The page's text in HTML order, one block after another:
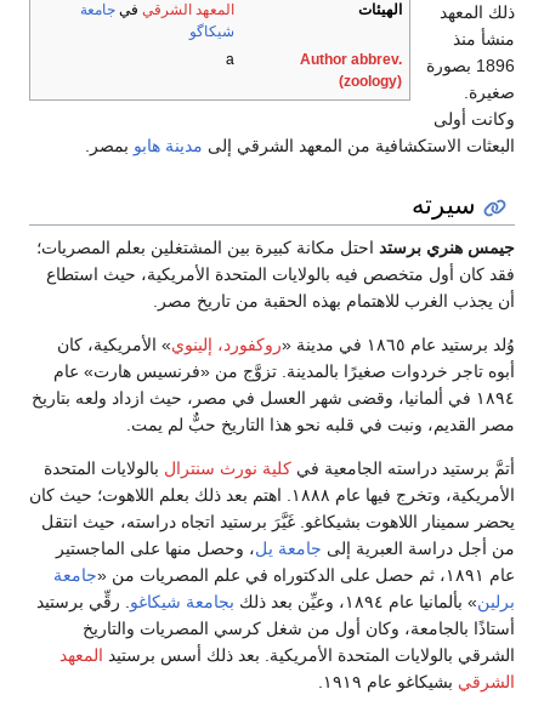
الهيئات
المعهد الشرقي في جامعة
شيكاگو
Author abbrev.
(zoology)
a
ذلك المعهد
منشأ منذ
1896 بصورة
صغيرة.
وكانت أولى
البعثات الاستكشافية من المعهد الشرقي إلى مدينة هابو بمصر.
سيرته
جيمس هنري برستد احتل مكانة كبيرة بين المشتغلين بعلم المصريات؛
فقد كان أول متخصص فيه بالولايات المتحدة الأمريكية، حيث استطاع
أن يجذب الغرب للاهتمام بهذه الحقبة من تاريخ مصر.
وُلد برستيد عام ١٨٦٥ في مدينة « روكفورد، إلينوي» الأمريكية، كان
أبوه تاجر خردوات صغيرًا بالمدينة. تزوَّج من «فرنسيس هارت» عام
١٨٩٤ في ألمانيا، وقضى شهر العسل في مصر، حيث ازداد ولعه بتاريخ
مصر القديم، ونبت في قلبه نحو هذا التاريخ حبٌّ لم يمت.
أتمَّ برستيد دراسته الجامعية في كلية نورث سنترال بالولايات المتحدة
الأمريكية، وتخرج فيها عام ١٨٨٨. اهتم بعد ذلك بعلم اللاهوت؛ حيث كان
يحضر سمينار اللاهوت بشيكاغو. غَيَّرَ برستيد اتجاه دراسته، حيث انتقل
من أجل دراسة العبرية إلى جامعة يل، وحصل منها على الماجستير
عام ١٨٩١، ثم حصل على الدكتوراه في علم المصريات من «
جامعة
برلين» بألمانيا عام ١٨٩٤، وعيِّن بعد ذلك بجامعة شيكاغو. رقِّي برستيد
أستاذًا بالجامعة، وكان أول من شغل كرسي المصريات والتاريخ
الشرقي بالولايات المتحدة الأمريكية. بعد ذلك أسس برستيد المعهد
الشرقي بشيكاغو عام ١٩١٩.